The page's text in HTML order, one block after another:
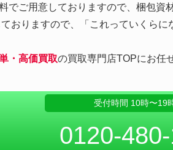
でご用意しておりますので、梱包
おりますので、「これっていくらに
・高価買取の買取専門店TOPにお任
受付時間 10時〜19
0120-